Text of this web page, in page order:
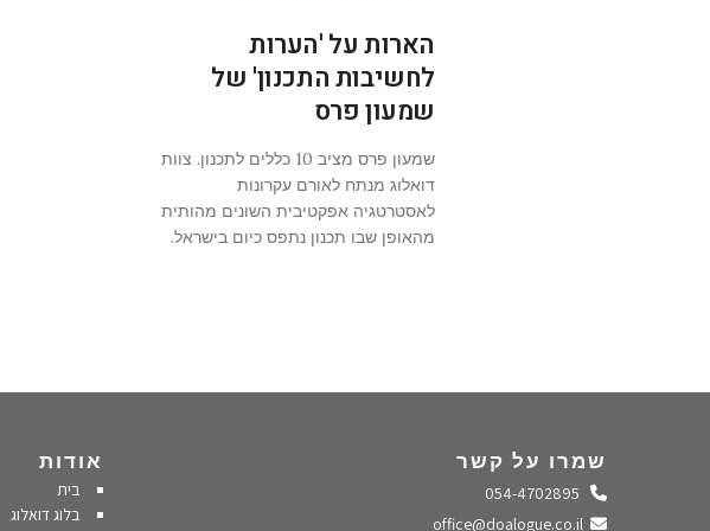
הארות על 'הערות
לחשיבות התכנון' של
שמעון פרס
שמעון פרס מציב 10 כללים לתכנון. צוות
דואלוג מנתח לאורם עקרונות
לאסטרטגיה אפקטיבית השונים מהותית
מהאופן שבו תכנון נתפס כיום בישראל.
שמרו על קשר
התקשרו אלינו
שלחו מייל
אודות
בית
בלוג דואלוג